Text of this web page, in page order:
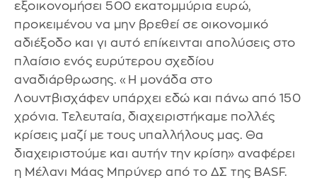
εξοικονομήσει 500 εκατομμύρια ευρώ,
προκειμένου να μην βρεθεί σε οικονομικό
αδιέξοδο και γι αυτό επίκεινται απολύσεις στο
πλαίσιο ενός ευρύτερου σχεδίου
αναδιάρθρωσης. «Η μονάδα στο
Λουντβισχάφεν υπάρχει εδώ και πάνω από 150
χρόνια. Τελευταία, διαχειριστήκαμε πολλές
κρίσεις μαζί με τους υπαλλήλους μας. Θα
διαχειριστούμε και αυτήν την κρίση» αναφέρει
η Μέλανι Μάας Μπρύνερ από το ΔΣ της BASF.